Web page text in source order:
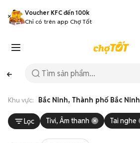
Voucher KFC đến 100k
Chỉ có trên app Chợ Tốt
Khu vực: Bắc Ninh, Thành phố Bắc Ninh
Lọc Tivi, Âm thanh Tai nghe